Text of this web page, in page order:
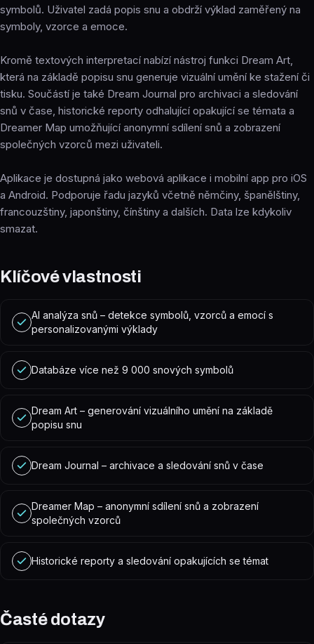
symbolů. Uživatel zadá popis snu a obdrží výklad zaměřený na
symboly, vzorce a emoce.
Kromě textových interpretací nabízí nástroj funkci Dream Art,
která na základě popisu snu generuje vizuální umění ke stažení či
tisku. Součástí je také Dream Journal pro archivaci a sledování
snů v čase, historické reporty odhalující opakující se témata a
Dreamer Map umožňující anonymní sdílení snů a zobrazení
společných vzorců mezi uživateli.
Aplikace je dostupná jako webová aplikace i mobilní app pro iOS
a Android. Podporuje řadu jazyků včetně němčiny, španělštiny,
francouzštiny, japonštiny, čínštiny a dalších. Data lze kdykoliv
smazat.
Klíčové vlastnosti
AI analýza snů – detekce symbolů, vzorců a emocí s
personalizovanými výklady
Databáze více než 9 000 snových symbolů
Dream Art – generování vizuálního umění na základě
popisu snu
Dream Journal – archivace a sledování snů v čase
Dreamer Map – anonymní sdílení snů a zobrazení
společných vzorců
Historické reporty a sledování opakujících se témat
Časté dotazy